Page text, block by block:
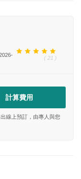
( 21 )
計算費用
線上預訂，由專人與您